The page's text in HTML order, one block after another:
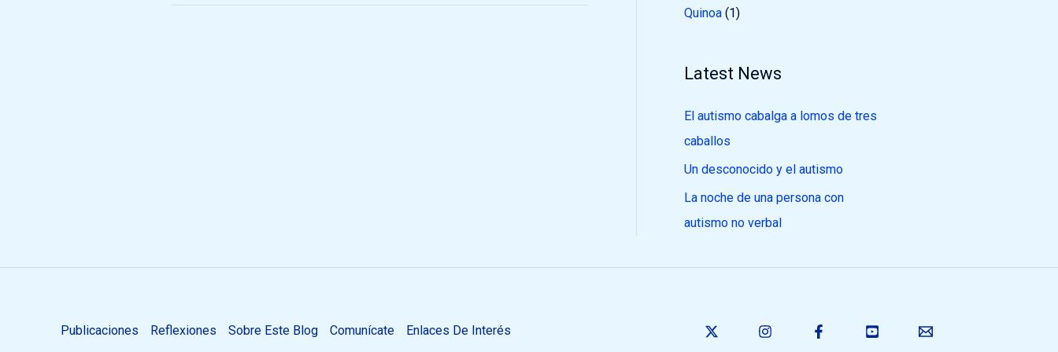
Quinoa(1)
Latest News
El autismo cabalga a lomos de tres
caballos
Un desconocido y el autismo
La noche de una persona con
autismo no verbal
Publicaciones Reflexiones Sobre Este Blog Comunícate Enlaces De Interés